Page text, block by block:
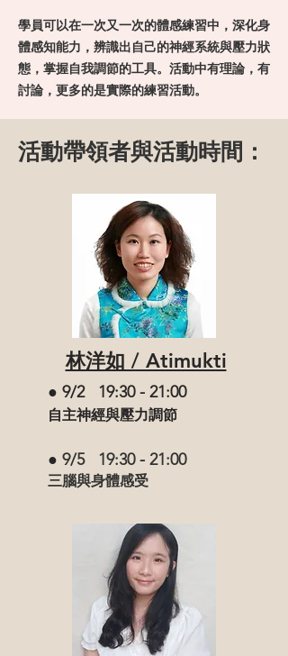
學員可以在一次又一次的體感練習中，深化身
體感知能力，辨識出自己的神經系統與壓力狀
態，掌握自我調節的工具。活動中有理論，有
討論，更多的是實際的練習活動。
活動帶領者與活動時間：
林洋如 / Atimukti
● 9/2 19:30 - 21:00
自主神經與壓力調節
● 9/5 19:30- 21:00
三腦與身體感受